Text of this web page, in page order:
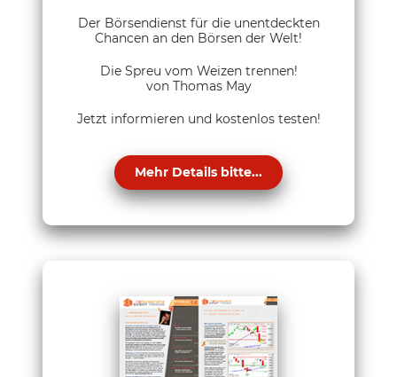
Der Börsendienst für die unentdeckten
Chancen an den Börsen der Welt!
Die Spreu vom Weizen trennen!
von Thomas May
Jetzt informieren und kostenlos testen!
Mehr Details bitte...